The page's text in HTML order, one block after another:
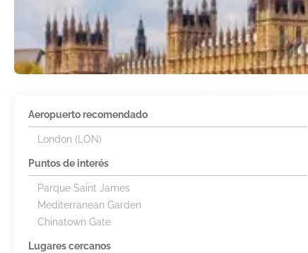
Aeropuerto recomendado
London (LON)
Puntos de interés
Parque Saint James
Mediterranean Garden
Chinatown Gate
Lugares cercanos